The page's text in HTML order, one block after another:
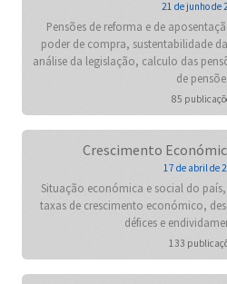
21 de junho de
Pensões de reforma e de
poder de compra, sustentabilidade
análise da legislação, calculo das
de
85
Crescimento
17 de abril de
Situação económica e social do
taxas de crescimento económico,
défices e
133